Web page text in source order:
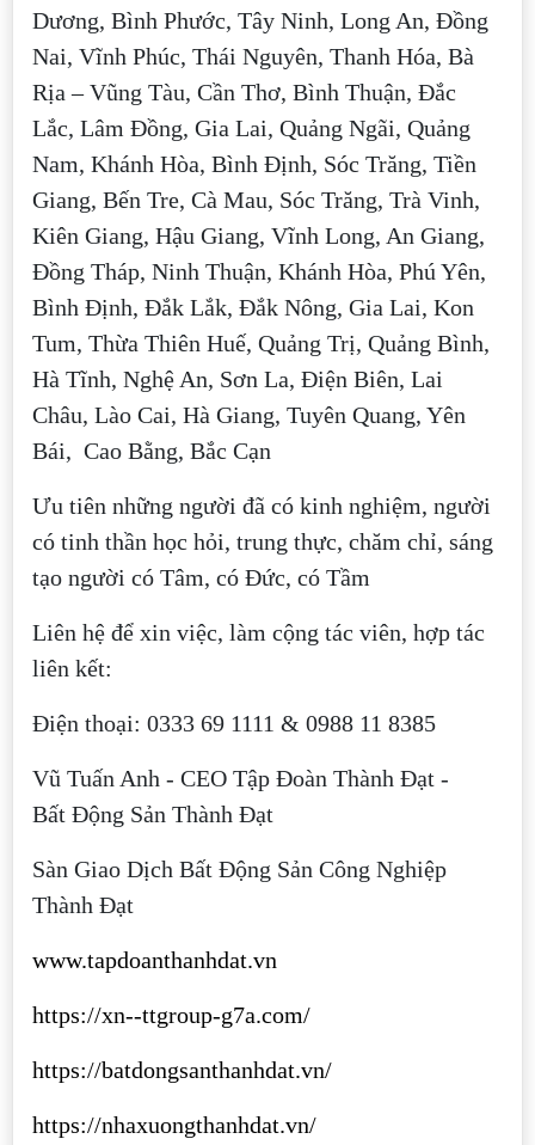
Dương, Bình Phước, Tây Ninh, Long An, Đồng
Nai, Vĩnh Phúc, Thái Nguyên, Thanh Hóa, Bà
Rịa – Vũng Tàu, Cần Thơ, Bình Thuận, Đắc
Lắc, Lâm Đồng, Gia Lai, Quảng Ngãi, Quảng
Nam, Khánh Hòa, Bình Định, Sóc Trăng, Tiền
Giang, Bến Tre, Cà Mau, Sóc Trăng, Trà Vinh,
Kiên Giang, Hậu Giang, Vĩnh Long, An Giang,
Đồng Tháp, Ninh Thuận, Khánh Hòa, Phú Yên,
Bình Định, Đắk Lắk, Đắk Nông, Gia Lai, Kon
Tum, Thừa Thiên Huế, Quảng Trị, Quảng Bình,
Hà Tĩnh, Nghệ An, Sơn La, Điện Biên, Lai
Châu, Lào Cai, Hà Giang, Tuyên Quang, Yên
Bái, Cao Bằng, Bắc Cạn
Ưu tiên những người đã có kinh nghiệm, người
có tinh thần học hỏi, trung thực, chăm chỉ, sáng
tạo người có Tâm, có Đức, có Tầm
Liên hệ để xin việc, làm cộng tác viên, hợp tác
liên kết:
Điện thoại: 0333 69 1111 & 0988 11 8385
Vũ Tuấn Anh - CEO Tập Đoàn Thành Đạt -
Bất Động Sản Thành Đạt
Sàn Giao Dịch Bất Động Sản Công Nghiệp
Thành Đạt
www.tapdoanthanhdat.vn
https://xn--ttgroup-g7a.com/
https://batdongsanthanhdat.vn/
https://nhaxuongthanhdat.vn/